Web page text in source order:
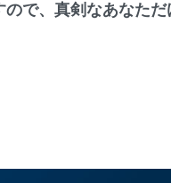
で、真剣なあなた